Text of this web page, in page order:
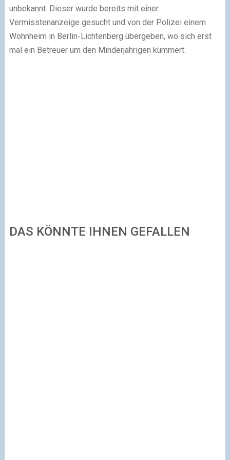
unbekannt. Dieser wurde bereits mit einer
Vermisstenanzeige gesucht und von der Polizei einem
Wohnheim in Berlin-Lichtenberg übergeben, wo sich erst
mal ein Betreuer um den Minderjährigen kümmert.
DAS KÖNNTE IHNEN GEFALLEN